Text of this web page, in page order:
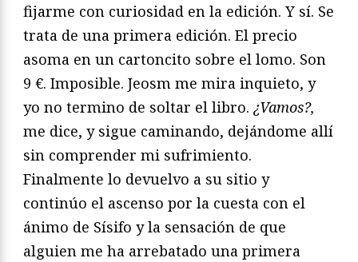
fijarme con curiosidad en la edición. Y sí. Se
trata de una primera edición. El precio
asoma en un cartoncito sobre el lomo. Son
9 €. Imposible. Jeosm me mira inquieto, y
yo no termino de soltar el libro. ¿Vamos?,
me dice, y sigue caminando, dejándome allí
sin comprender mi sufrimiento.
Finalmente lo devuelvo a su sitio y
continúo el ascenso por la cuesta con el
ánimo de Sísifo y la sensación de que
alguien me ha arrebatado una primera